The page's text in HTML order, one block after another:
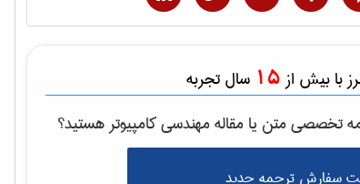
با بیش از 15 سال تجربه
تخصصی متن یا مقالهمهندسی كامپيوترهستید؟
سفارش ترجمه جدید